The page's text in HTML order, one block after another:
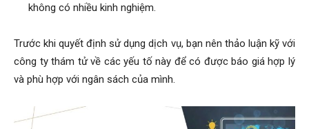
không có nhiều kinh nghiệm.
Trước khi quyết định sử dụng dịch vụ, bạn nên thảo luận kỹ với
công ty thám tử về các yếu tố này để có được báo giá hợp lý
và phù hợp với ngân sách của mình.